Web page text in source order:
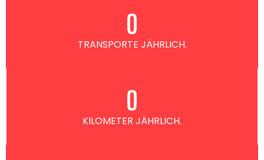
TRANSPORTE JÄHRLICH.
0
KILOMETER JÄHRLICH.
0